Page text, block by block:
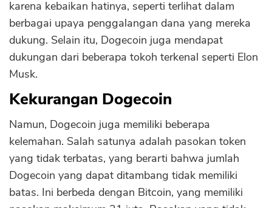
karena kebaikan hatinya, seperti terlihat dalam
berbagai upaya penggalangan dana yang mereka
dukung. Selain itu, Dogecoin juga mendapat
dukungan dari beberapa tokoh terkenal seperti Elon
Musk.
Kekurangan Dogecoin
Namun, Dogecoin juga memiliki beberapa
kelemahan. Salah satunya adalah pasokan token
yang tidak terbatas, yang berarti bahwa jumlah
Dogecoin yang dapat ditambang tidak memiliki
batas. Ini berbeda dengan Bitcoin, yang memiliki